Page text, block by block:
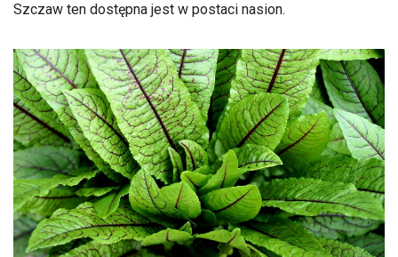
Szczaw ten dostępna jest w postaci nasion.